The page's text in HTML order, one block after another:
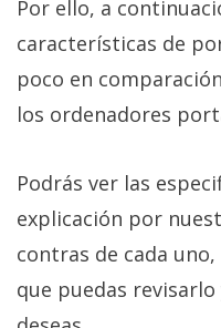
Por ello, a
características de
poco en
los ordenadores
Podrás ver las
explicación por
contras de cada
que puedas